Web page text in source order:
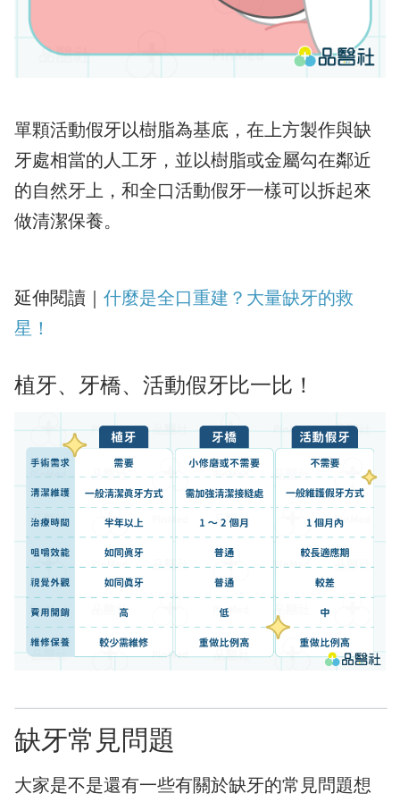
單顆活動假牙以樹脂為基底，在上方製作與缺
牙處相當的人工牙，並以樹脂或金屬勾在鄰近
的自然牙上，和全口活動假牙一樣可以拆起來
做清潔保養。
延伸閱讀｜ 什麼是全口重建？大量缺牙的救
星！
植牙、牙橋、活動假牙比一比！
缺牙常見問題
大家是不是還有一些有關於缺牙的常見問題想